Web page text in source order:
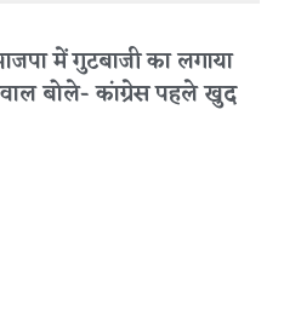
में गुटबाजी का लगाया
बोले- कांग्रेस पहले खुद